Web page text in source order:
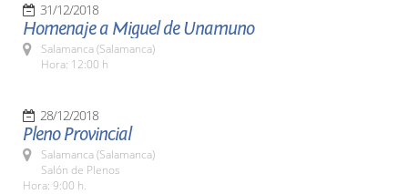
31/12/2018
Homenaje a Miguel de Unamuno
Salamanca (Salamanca)
Hora: 12:00 h
28/12/2018
Pleno Provincial
Salamanca (Salamanca)
Salón de Plenos
Hora: 9:00 h.